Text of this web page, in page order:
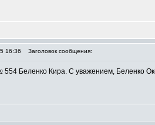
16:36 Заголовок сообщения:
Беленко Кира. С уважением, Беленко